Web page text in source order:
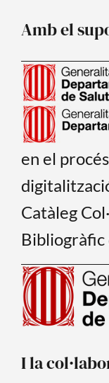
Amb el
en el
Catàleg
Bibliogràfic
I la